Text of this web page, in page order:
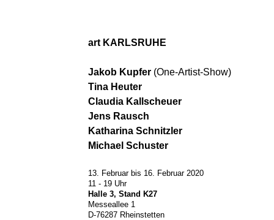
art KARLSRUHE
Jakob Kupfer (One-Artist-Show)
Tina Heuter
Claudia Kallscheuer
Jens Rausch
Katharina Schnitzler
Michael Schuster
13. Februar bis 16. Februar 2020
11 - 19 Uhr
Halle 3, Stand K27
Messeallee 1
D-76287 Rheinstetten